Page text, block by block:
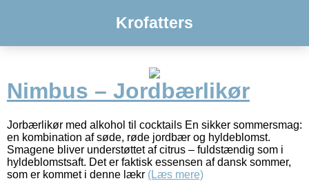
Krofatters
Nimbus – Jordbærlikør
Jorbærlikør med alkohol til cocktails En sikker sommersmag:
en kombination af søde, røde jordbær og hyldeblomst.
Smagene bliver understøttet af citrus – fuldstændig som i
hyldeblomstsaft. Det er faktisk essensen af dansk sommer,
som er kommet i denne lækr (Læs mere)